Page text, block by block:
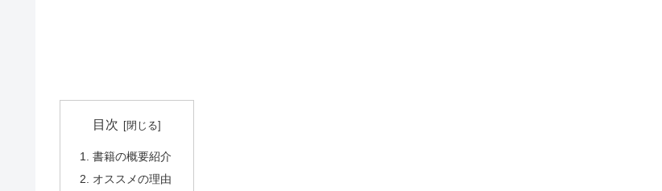
目次
書籍の概要紹介
オススメの理由